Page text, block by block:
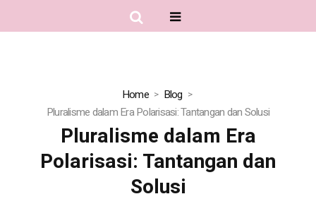
Home
Blog
Pluralisme dalam Era Polarisasi: Tantangan dan Solusi
Pluralisme dalam Era
Polarisasi: Tantangan dan
Solusi